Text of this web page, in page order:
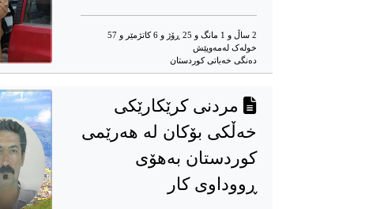
2 ساڵ و 1 مانگ و 25 ڕۆژ و 6 کاتژمێر و 57
خوله‌ک له‌مه‌وپێش‌
دەنگی خەباتی کوردستان
مردنی کرێکارێکی
خەڵکی بۆکان لە هەرێمی
کوردستان بەهۆی
ڕووداوی کار